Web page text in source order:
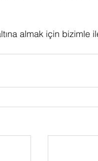
almak için bizimle